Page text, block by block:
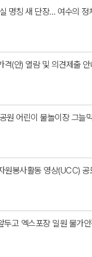
명칭 새 단장… 여수의 정
격(안) 열람 및 의견제출 안
원 어린이 물놀이장 그늘
봉사활동 영상(UCC) 공
두고 엑스포장 일원 물가